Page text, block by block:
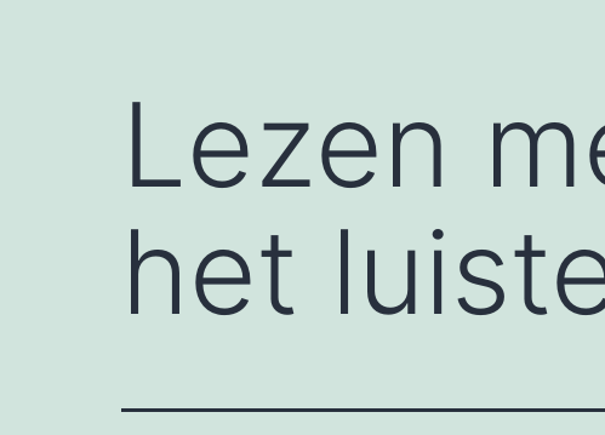
Lezen
het